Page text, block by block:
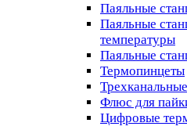
Паяльные
Паяльные
температуры
Паяльные
Термопинцеты
Флюс для
Цифровые